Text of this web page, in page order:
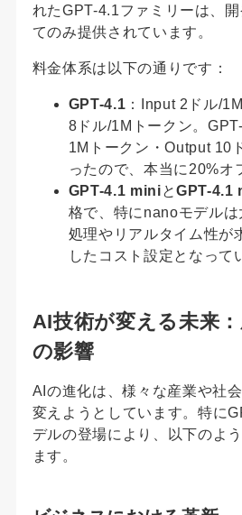
れたGPT-4.1ファミリーは、
てのみ提供されています。
料金体系は以下の通りです：
GPT-4.1 ：Input 2ドル/
8ドル/1Mトークン。
1Mトークン・Output 10
ったので、本当に20%オ
GPT-4.1 miniとGPT-4.1
格で、特にnanoモデルは
処理やリアルタイム性が
したコスト設定となって
AI技術が変える未来
の影響
AIの進化は、様々な産業や社
変えようとしています。特に
デルの登場により、以下のよ
ます。